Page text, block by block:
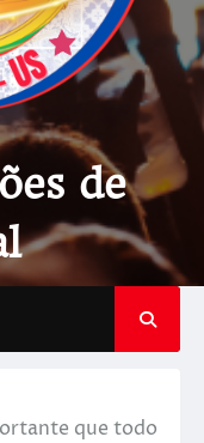
de
que todo